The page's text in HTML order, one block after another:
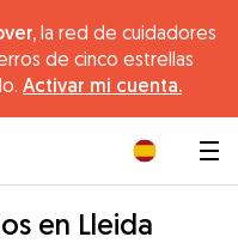
la red de cuidadores
de cinco estrellas
Activar mi cuenta.
en Lleida